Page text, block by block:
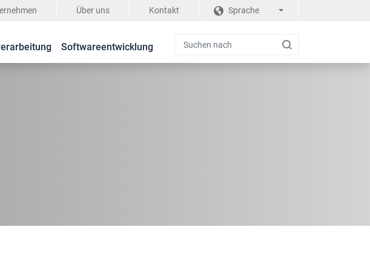
Über uns Kontakt Sprache
Softwareentwicklung